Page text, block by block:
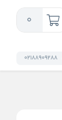
0
02188909288